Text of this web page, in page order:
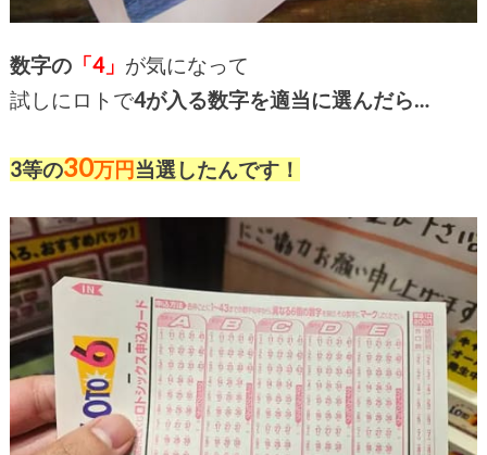
数字の「4」 が気になって
試しにロトで4が入る数字を適当に選んだら…
3等の30万円当選したんです！